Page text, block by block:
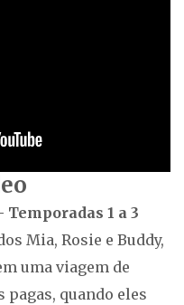
Temporadas 1 a 3
Mia, Rosie e Buddy,
uma viagem de
pagas, quando eles